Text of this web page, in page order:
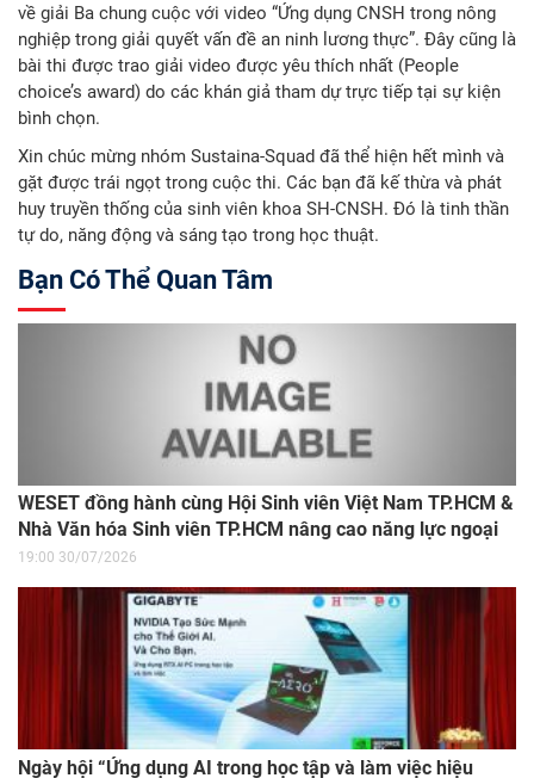
về giải Ba chung cuộc với video “Ứng dụng CNSH trong nông
nghiệp trong giải quyết vấn đề an ninh lương thực”. Đây cũng là
bài thi được trao giải video được yêu thích nhất (People
choice’s award) do các khán giả tham dự trực tiếp tại sự kiện
bình chọn.
Xin chúc mừng nhóm Sustaina-Squad đã thể hiện hết mình và
gặt được trái ngọt trong cuộc thi. Các bạn đã kế thừa và phát
huy truyền thống của sinh viên khoa SH-CNSH. Đó là tinh thần
tự do, năng động và sáng tạo trong học thuật.
Bạn Có Thể Quan Tâm
WESET đồng hành cùng Hội Sinh viên Việt Nam TP.HCM &
Nhà Văn hóa Sinh viên TP.HCM nâng cao năng lực ngoại
ngữ cho sinh viên
19:00 30/07/2026
Ngày hội “Ứng dụng AI trong học tập và làm việc hiệu